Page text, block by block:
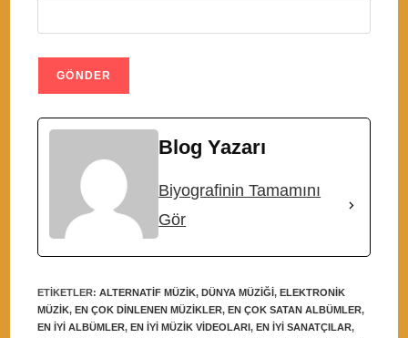
Blog Yazarı
Biyografinin Tamamını
Gör
ETIKETLER:ALTERNATIF MÜZIK, DÜNYA MÜZIĞI, ELEKTRONIK
MÜZIK, EN ÇOK DINLENEN MÜZIKLER, EN ÇOK SATAN ALBÜMLER,
EN IYI ALBÜMLER, EN IYI MÜZIK VIDEOLARI, EN IYI SANATÇILAR,